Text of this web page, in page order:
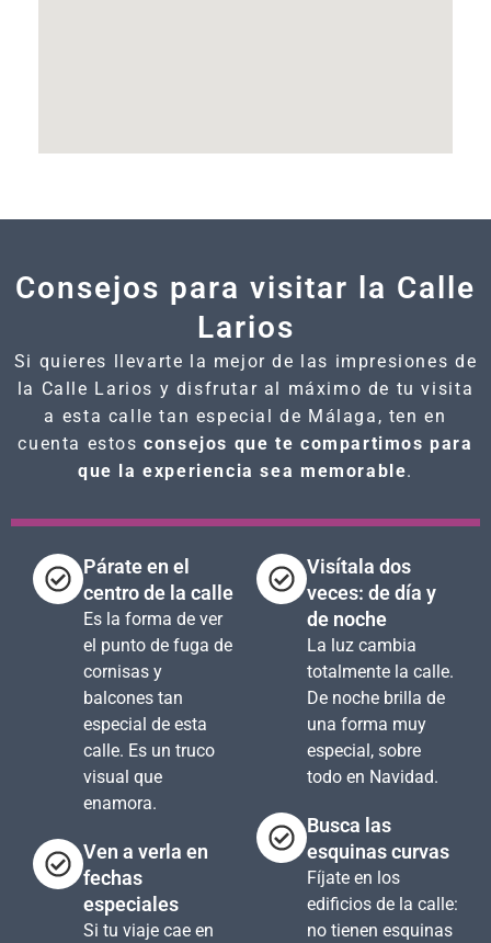
Consejos para visitar la Calle
Larios
Si quieres llevarte la mejor de las impresiones de
la Calle Larios y disfrutar al máximo de tu visita
a esta calle tan especial de Málaga, ten en
cuenta estosconsejos que te compartimos para
que la experiencia sea memorable.
Párate en el
centro de la calle
Es la forma de ver
el punto de fuga de
cornisas y
balcones tan
especial de esta
calle. Es un truco
visual que
enamora.
Ven a verla en
fechas
especiales
Si tu viaje cae en
Visítala dos
veces: de día y
de noche
La luz cambia
totalmente la calle.
De noche brilla de
una forma muy
especial, sobre
todo en Navidad.
Busca las
esquinas curvas
Fíjate en los
edificios de la calle:
no tienen esquinas